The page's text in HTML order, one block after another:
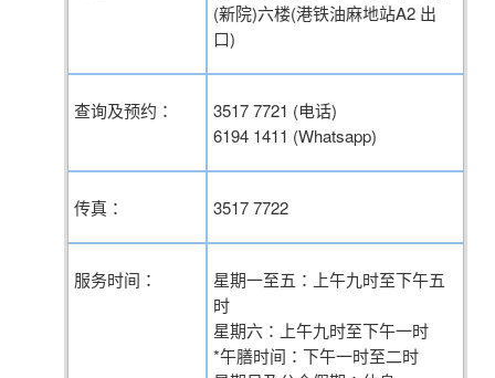
(新院)六楼(港铁油麻地站A2 出
口)
查询及预约 ：
3517 7721 (电话)
6194 1411 (Whatsapp)
传真： 3517 7722
服务时间：
星期一至五：上午九时至下午五
时
星期六：上午九时至下午一时
*午膳时间：下午一时至二时